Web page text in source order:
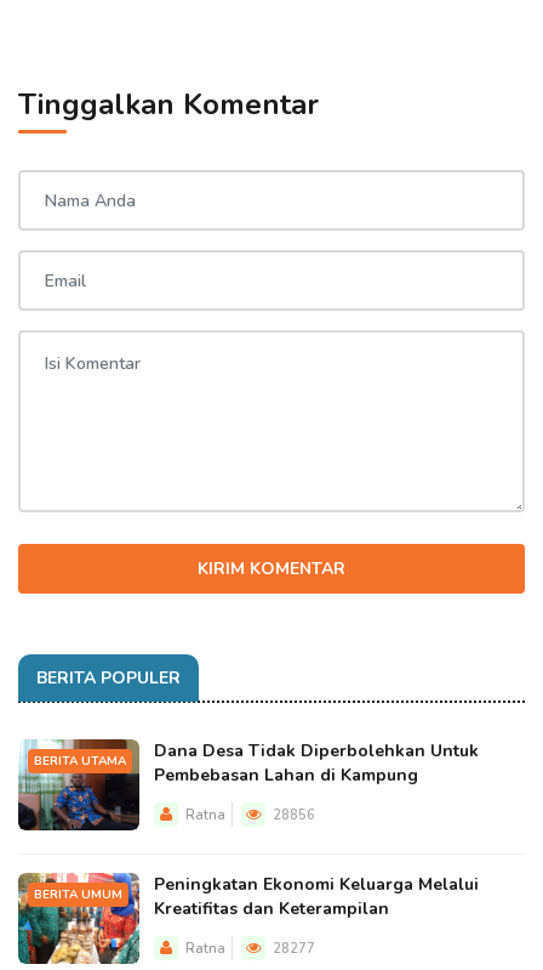
Tinggalkan Komentar
KIRIM KOMENTAR
BERITA POPULER
BERITA UTAMA
Dana Desa Tidak Diperbolehkan Untuk
Pembebasan Lahan di Kampung
Ratna 28856
BERITA UMUM
Peningkatan Ekonomi Keluarga Melalui
Kreatifitas dan Keterampilan
Ratna 28277